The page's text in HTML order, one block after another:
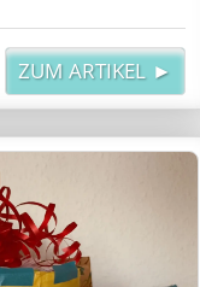
weiterlesen
ZUM ARTIKEL ►